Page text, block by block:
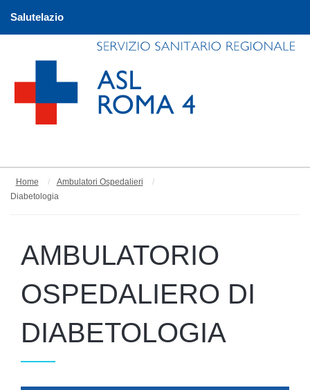
Salutelazio
Home
Ambulatori Ospedalieri
Diabetologia
AMBULATORIO
OSPEDALIERO DI
DIABETOLOGIA